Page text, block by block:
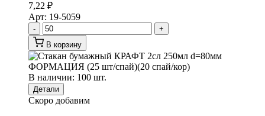
7,22 ₽
Арт: 19-5059
-
+
В корзину
В наличии: 100 шт.
Детали
Скоро добавим